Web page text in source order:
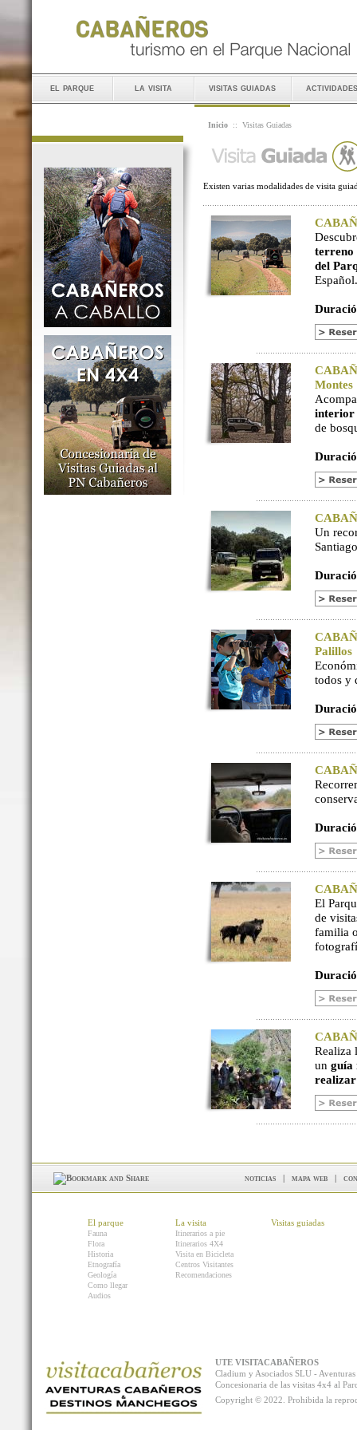
el parque la visita visitas guiadas actividades
Inicio :: Visitas Guiadas
Existen varias modalidades de visita
terreno
del
Español.
Montes
interior
de
Un
Palillos
todos y
El
de
familia
Realiza
un guía
noticias | mapa web |
El parque
Fauna
Flora
Historia
Etnografía
Geología
Como llegar
Audios
La visita
Itinerarios a pie
Itinerarios 4X4
Visita en Bicicleta
Centros Visitantes
Recomendaciones
Visitas guiadas
UTE VISITACABAÑEROS
Cladium y Asociados SLU -
Concesionaria de las visitas 4x4 al
Copyright © 2022. Prohibida la